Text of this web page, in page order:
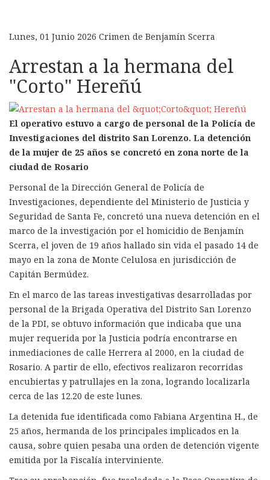
Lunes, 01 Junio 2026 Crimen de Benjamín Scerra
Arrestan a la hermana del
"Corto" Hereñú
El operativo estuvo a cargo de personal de la Policía de
Investigaciones del distrito San Lorenzo. La detención
de la mujer de 25 años se concretó en zona norte de la
ciudad de Rosario
Personal de la Dirección General de Policía de
Investigaciones, dependiente del Ministerio de Justicia y
Seguridad de Santa Fe, concretó una nueva detención en el
marco de la investigación por el homicidio de Benjamín
Scerra, el joven de 19 años hallado sin vida el pasado 14 de
mayo en la zona de Monte Celulosa en jurisdicción de
Capitán Bermúdez.
En el marco de las tareas investigativas desarrolladas por
personal de la Brigada Operativa del Distrito San Lorenzo
de la PDI, se obtuvo información que indicaba que una
mujer requerida por la Justicia podría encontrarse en
inmediaciones de calle Herrera al 2000, en la ciudad de
Rosario. A partir de ello, efectivos realizaron recorridas
encubiertas y patrullajes en la zona, logrando localizarla
cerca de las 12.20 de este lunes.
La detenida fue identificada como Fabiana Argentina H., de
25 años, hermanda de los principales implicados en la
causa, sobre quien pesaba una orden de detención vigente
emitida por la Fiscalía interviniente.